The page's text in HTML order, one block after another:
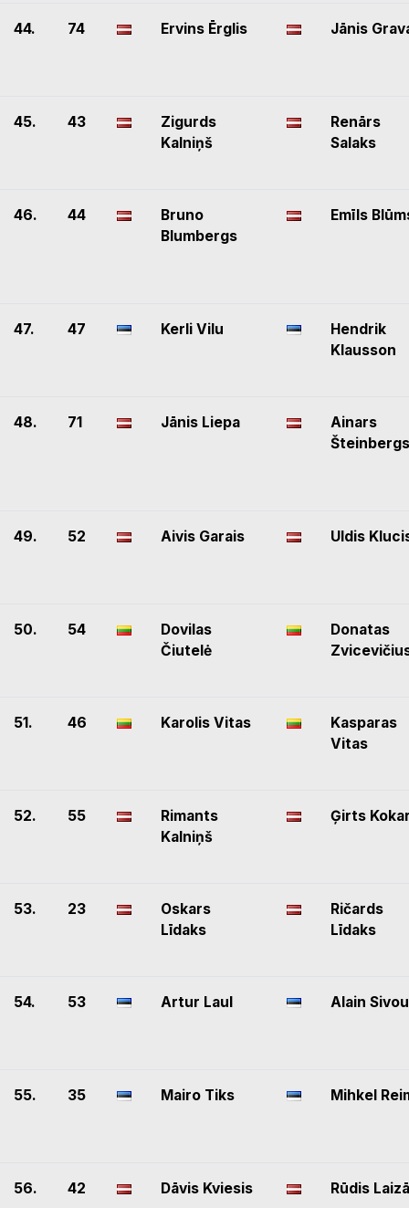
44. 74 Ervins Ērglis Jānis
45. 43
Zigurds
Kalniņš
Renārs
Salaks
46. 44
Bruno
Blumbergs
Emīls
47. 47 Kerli Vilu
Hendrik
Klausson
48. 71 Jānis Liepa
Ainars
Šteinbergs
49. 52 Aivis Garais Uldis
50. 54
Dovilas
Čiutelė
Donatas
51. 46 Karolis Vitas
Kasparas
Vitas
52. 55
Rimants
Kalniņš
Ģirts
53. 23
Oskars
Līdaks
Ričards
Līdaks
54. 53 Artur Laul Alain
55. 35 Mairo Tiks Mihkel
56. 42 Dāvis Kviesis Rūdis